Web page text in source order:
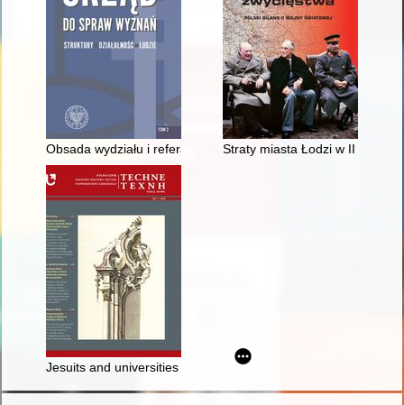
Obsada wydziału i referatów społeczno-politycznych oraz
Straty miasta Łodzi w II wojnie
Jesuits and universities - recenzja]